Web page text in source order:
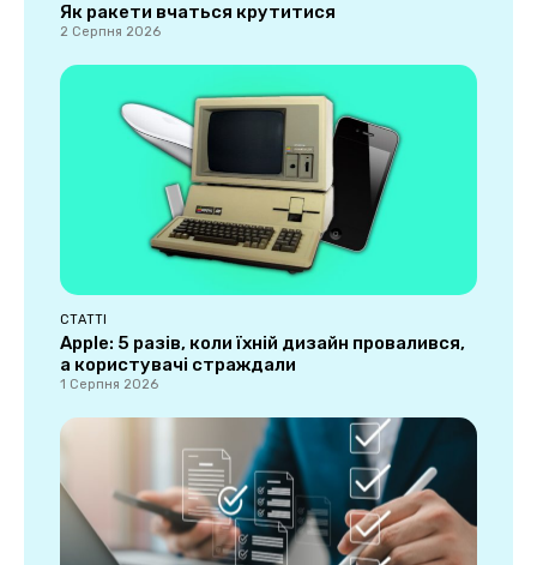
Як ракети вчаться крутитися
2 Серпня 2026
СТАТТІ
Apple: 5 разів, коли їхній дизайн провалився,
а користувачі страждали
1 Серпня 2026